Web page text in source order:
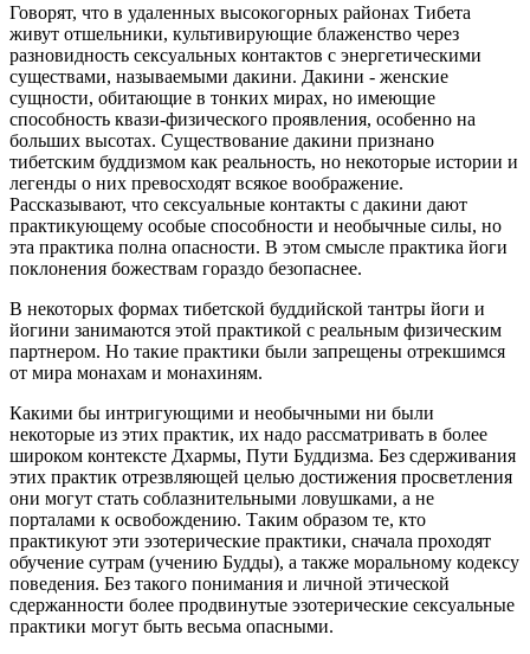
Говорят, что в удаленных высокогорных районах Тибета
живут отшельники, культивирующие блаженство через
разновидность сексуальных контактов с энергетическими
существами, называемыми дакини. Дакини - женские
сущности, обитающие в тонких мирах, но имеющие
способность квази-физического проявления, особенно на
больших высотах. Существование дакини признано
тибетским буддизмом как реальность, но некоторые истории и
легенды о них превосходят всякое воображение.
Рассказывают, что сексуальные контакты с дакини дают
практикующему особые способности и необычные силы, но
эта практика полна опасности. В этом смысле практика йоги
поклонения божествам гораздо безопаснее.
В некоторых формах тибетской буддийской тантры йоги и
йогини занимаются этой практикой с реальным физическим
партнером. Но такие практики были запрещены отрекшимся
от мира монахам и монахиням.
Какими бы интригующими и необычными ни были
некоторые из этих практик, их надо рассматривать в более
широком контексте Дхармы, Пути Буддизма. Без сдерживания
этих практик отрезвляющей целью достижения просветления
они могут стать соблазнительными ловушками, а не
порталами к освобождению. Таким образом те, кто
практикуют эти эзотерические практики, сначала проходят
обучение сутрам (учению Будды), а также моральному кодексу
поведения. Без такого понимания и личной этической
сдержанности более продвинутые эзотерические сексуальные
практики могут быть весьма опасными.